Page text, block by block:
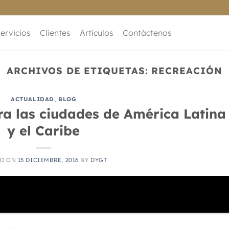
Clientes Artículos Contáctenos
ARCHIVOS DE ETIQUETAS: RECREACIÓN
ACTUALIDAD, BLOG
las ciudades de América Latina
y el Caribe
ON 15 DICIEMBRE, 2016 BY DYGT